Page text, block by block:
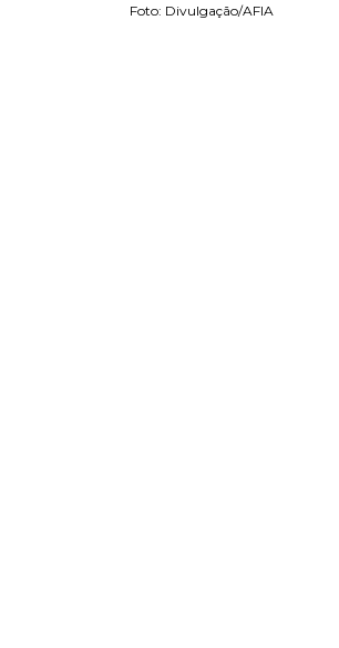
Foto: Divulgação/AFIA